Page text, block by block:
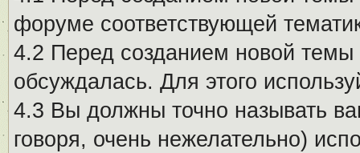
форуме соответствующей
4.2 Перед созданием новой
обсуждалась. Для этого
4.3 Вы должны точно называть
говоря, очень нежелательно)